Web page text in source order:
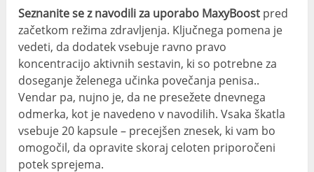
Seznanite se z navodili za uporabo MaxyBoost pred
začetkom režima zdravljenja. Ključnega pomena je
vedeti, da dodatek vsebuje ravno pravo
koncentracijo aktivnih sestavin, ki so potrebne za
doseganje želenega učinka povečanja penisa..
Vendar pa, nujno je, da ne presežete dnevnega
odmerka, kot je navedeno v navodilih. Vsaka škatla
vsebuje 20 kapsule – precejšen znesek, ki vam bo
omogočil, da opravite skoraj celoten priporočeni
potek sprejema.